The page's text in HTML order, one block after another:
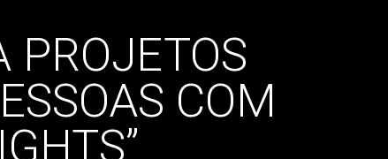
PROJETOS
COM